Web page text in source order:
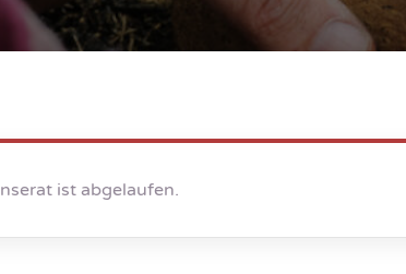
ist abgelaufen.